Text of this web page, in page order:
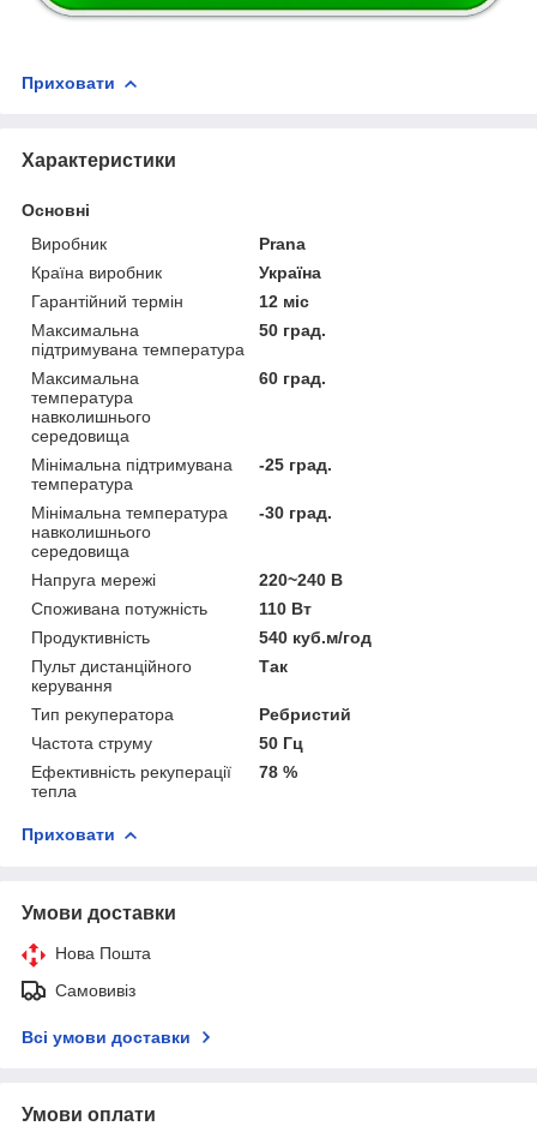
Приховати
Характеристики
Основні
Виробник
Prana
Країна виробник
Україна
Гарантійний термін
12 міс
Максимальна
підтримувана температура
50 град.
Максимальна
температура
навколишнього
середовища
60 град.
Мінімальна підтримувана
температура
-25 град.
Мінімальна температура
навколишнього
середовища
-30 град.
Напруга мережі
220~240 В
Споживана потужність
110 Вт
Продуктивність
540 куб.м/год
Пульт дистанційного
керування
Так
Тип рекуператора
Ребристий
Частота струму
50 Гц
Ефективність рекуперації
тепла
78 %
Приховати
Умови доставки
Нова Пошта
Самовивіз
Всі умови доставки
Умови оплати